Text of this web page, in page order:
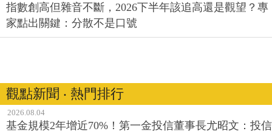
指數創高但雜音不斷，2026下半年該追高還是觀望？專
家點出關鍵：分散不是口號
觀點新聞 ‧ 熱門排行
2026.08.04
基金規模2年增近70%！第一金投信董事長尤昭文：投信